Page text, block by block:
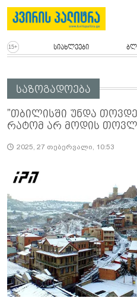
სიახლეები
საზოგადოება
"თბი­ლის­ში უნდა
რატომ არ მოდის
2025, 27 თებერვალი, 10:53